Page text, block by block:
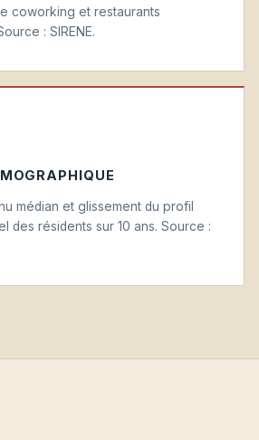
coworking et restaurants
: SIRENE.
médian et glissement du profil
des résidents sur 10 ans. Source :